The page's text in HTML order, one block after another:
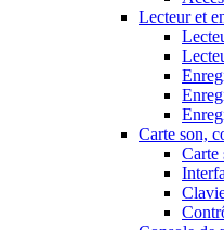
Lecteur et
Carte son,
Carte